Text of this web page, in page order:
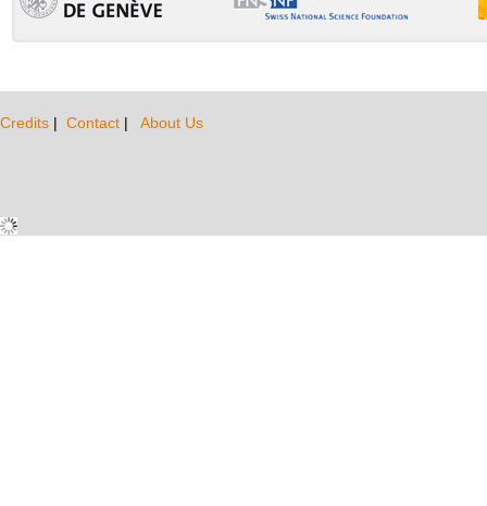
Credits | Contact | About Us